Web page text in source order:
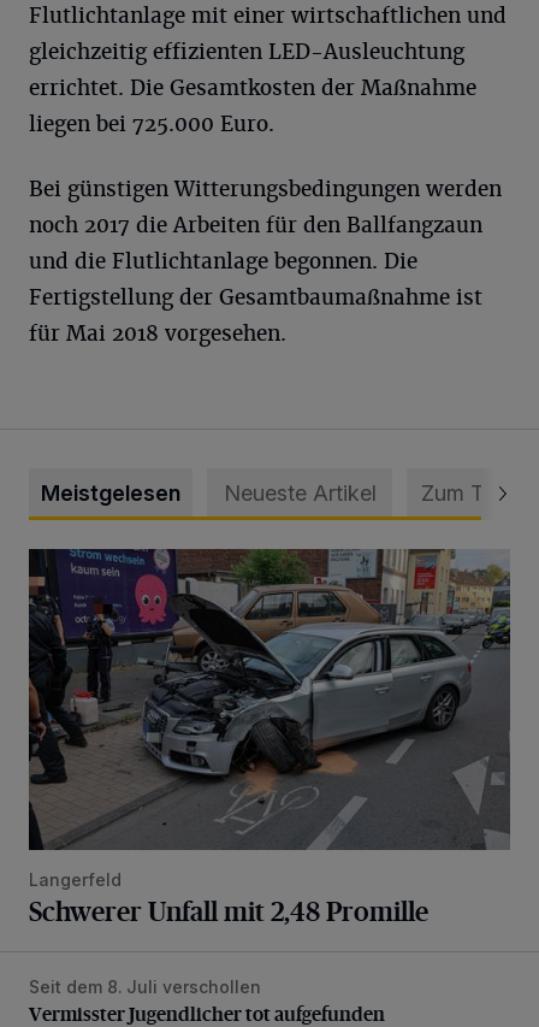
Flutlichtanlage mit einer wirtschaftlichen und
gleichzeitig effizienten LED-Ausleuchtung
errichtet. Die Gesamtkosten der Maßnahme
liegen bei 725.000 Euro.
Bei günstigen Witterungsbedingungen werden
noch 2017 die Arbeiten für den Ballfangzaun
und die Flutlichtanlage begonnen. Die
Fertigstellung der Gesamtbaumaßnahme ist
für Mai 2018 vorgesehen.
Meistgelesen Neueste Artikel Zum Thema
Schwerer Unfall mit 2,48 Promille
Langerfeld
Schwerer Unfall mit 2,48 Promille
Vermisster Jugendlicher tot aufgefunden
Seit dem 8. Juli verschollen
Vermisster Jugendlicher tot aufgefunden